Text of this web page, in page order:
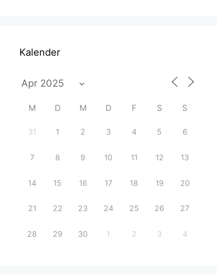
Kalender
M D M D F S S
31 1 2 3 4 5 6
7 8 9 10 11 12 13
14 15 16 17 18 19 20
21 22 23 24 25 26 27
28 29 30 1 2 3 4